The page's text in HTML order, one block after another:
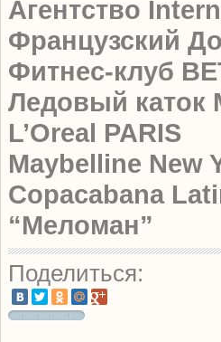
Агентство
Французский
Фитнес-клуб
Ледовый каток
L’Oreal PARIS
Maybelline New
Copacabana
“Mеломан”
Поделиться: